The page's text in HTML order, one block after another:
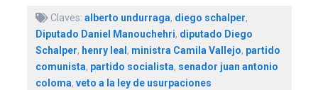
Claves: alberto undurraga, diego schalper,
Diputado Daniel Manouchehri, diputado Diego
Schalper, henry leal , ministra Camila Vallejo, partido
comunista, partido socialista, senador juan antonio
coloma, veto a la ley de usurpaciones